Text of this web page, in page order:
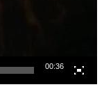
00:36